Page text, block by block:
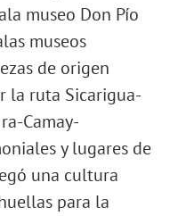
museo Don Pío
museos
de origen
la ruta Sicarigua-
Camay-
y lugares de
una cultura
para la